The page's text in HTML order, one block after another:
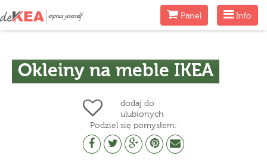
Menu
Info
MenuPanel
Okleiny na meble IKEA
dodaj do
ulubionych
Podziel się pomysłem: